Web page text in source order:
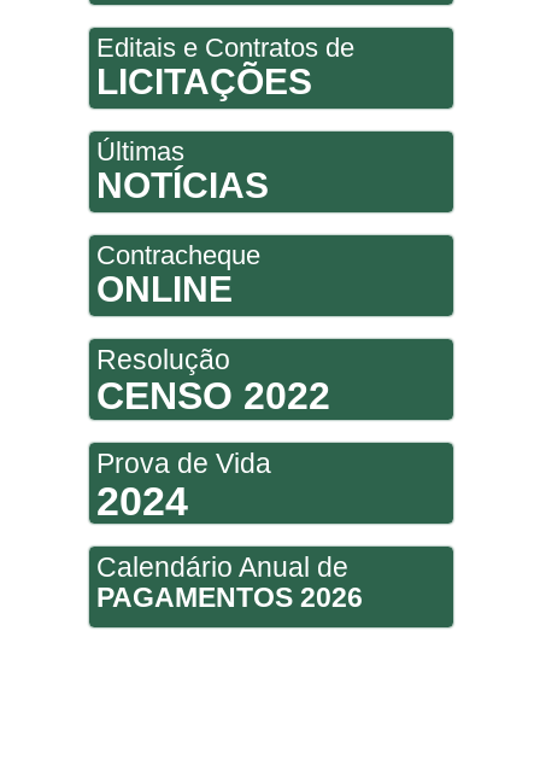
Editais e Contratos de
LICITAÇÕES
Últimas
NOTÍCIAS
Contracheque
ONLINE
Resolução
CENSO 2022
Prova de Vida
2024
Calendário Anual de
PAGAMENTOS 2026